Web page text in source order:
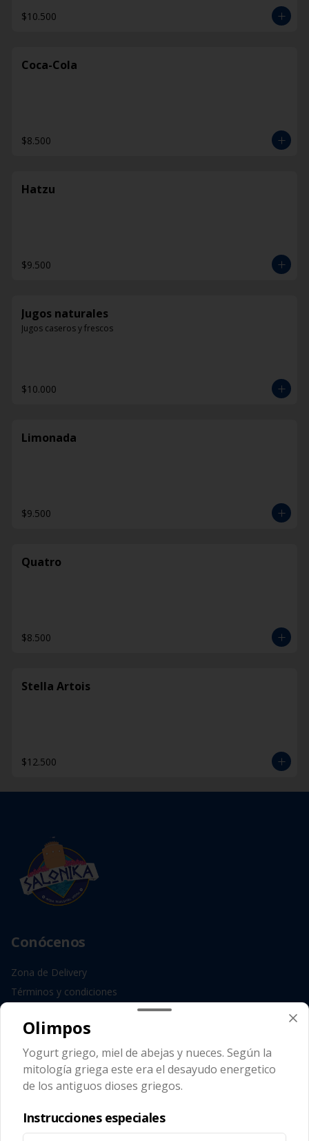
$10.500
Coca-Cola
$8.500
Hatzu
$9.500
Jugos naturales
Jugos caseros y frescos
$10.000
Limonada
$9.500
Quatro
$8.500
Stella Artois
$12.500
Conócenos
Zona de Delivery
Términos y condiciones
Redes sociales
Instagram
Facebook
Mi cuenta
Olimpos
Yogurt griego, miel de abejas y nueces. Según la
mitología griega este era el desayudo energetico
de los antiguos dioses griegos.
Instrucciones especiales